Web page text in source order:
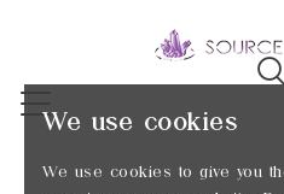
We use cookies
We use cookies to give you